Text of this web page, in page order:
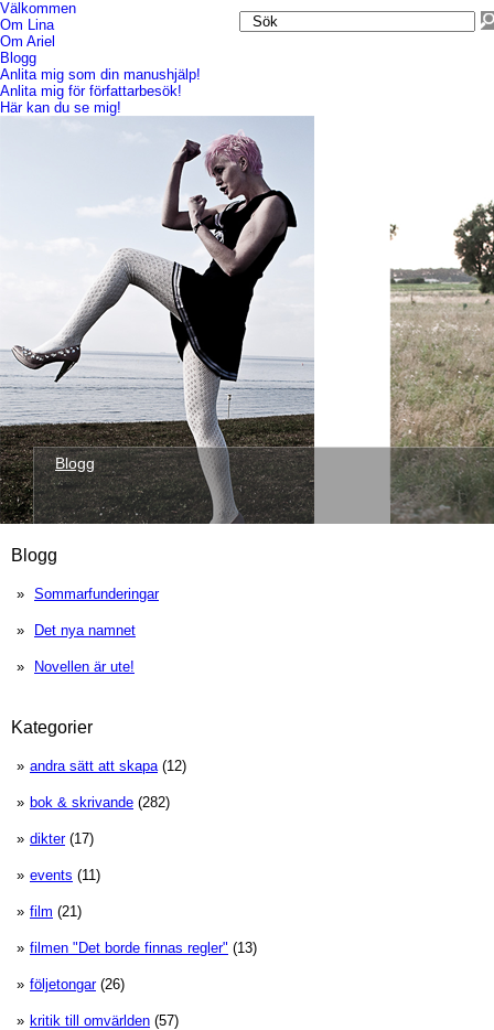
Välkommen
Om Lina
Om Ariel
Blogg
Anlita mig som din manushjälp!
Anlita mig för författarbesök!
Här kan du se mig!
Blogg
Blogg
Sommarfunderingar
Det nya namnet
Novellen är ute!
Kategorier
andra sätt att skapa(12)
bok & skrivande (282)
dikter(17)
events (11)
film (21)
filmen "Det borde finnas regler" (13)
följetongar(26)
kritik till omvärlden (57)